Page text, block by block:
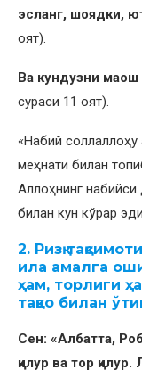
эсланг, шоядки,
оят).
Ва кундузни маош
сураси 11 оят).
«Набий
меҳнати билан
Аллоҳнинг
билан кун кўрар
2. Ризқ
ила амалга
ҳам, торлиги
тақво билан
Сен: «Албатта,
қилур ва тор